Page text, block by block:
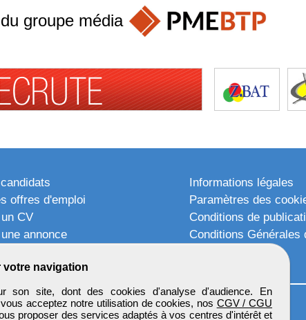
votre navigation
son site, dont des cookies d'analyse d'audience. En
acceptez notre utilisation de cookies, nos CGV / CGU
proposer des services adaptés à vos centres d'intérêt et
groupe média
offres d'emploi
CV
annonce
Informations légales
Paramètres des
Conditions de
Conditions Générales